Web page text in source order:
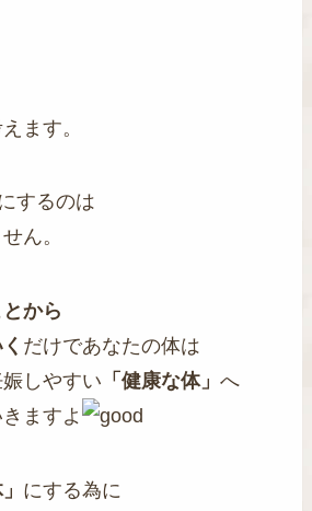
ます。
するのは
ん。
から
だけであなたの体は
しやすい 「健康な体」へ
ますよ
にする為に